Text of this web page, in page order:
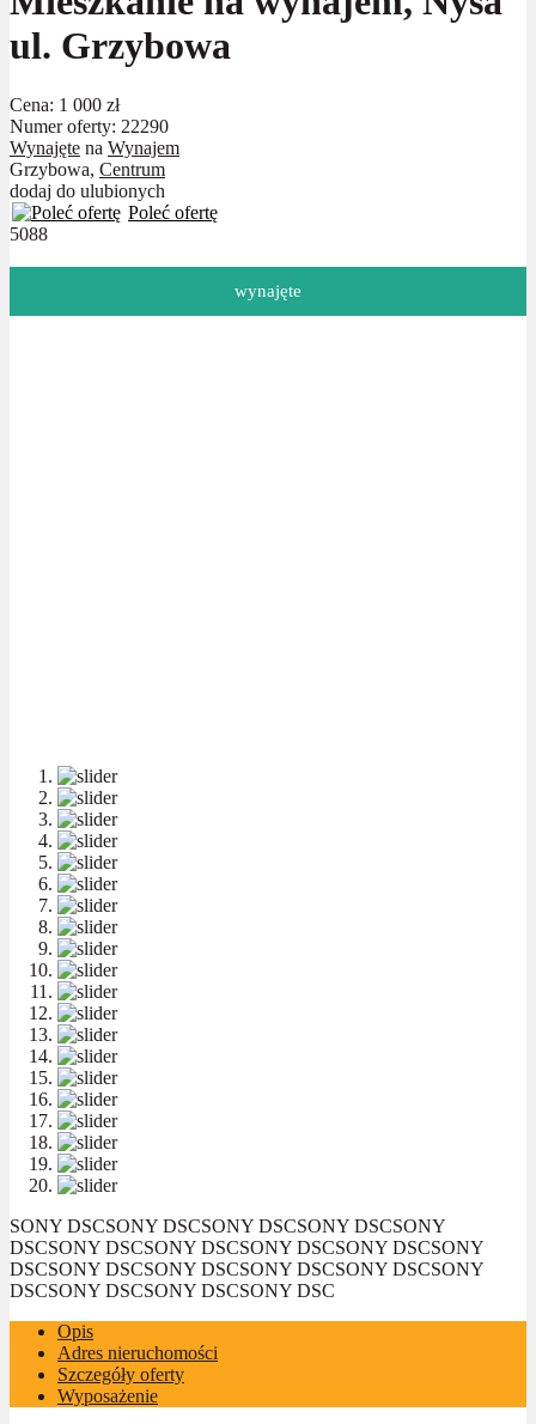
ul. Grzybowa
Cena: 1 000 zł
Numer oferty: 22290
Wynajęte na Wynajem
Grzybowa, Centrum
dodaj do ulubionych
Poleć ofertę
5088
wynajęte
SONY DSCSONY DSCSONY DSCSONY DSCSONY
DSCSONY DSCSONY DSCSONY DSCSONY DSCSONY
DSCSONY DSCSONY DSCSONY DSCSONY DSCSONY
DSCSONY DSCSONY DSCSONY DSC
Opis
Adres nieruchomości
Szczegóły oferty
Wyposażenie